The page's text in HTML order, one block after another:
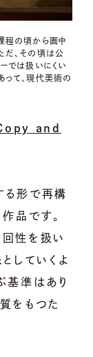
程の頃から画中
だ、その頃は公
では扱いにくい
って、現代美術の
and
形で再構
品です。
性を扱い
していくよ
基準はあり
をもつた